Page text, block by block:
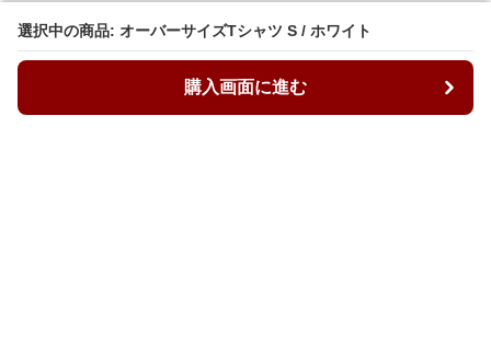
選択中の商品: オーバーサイズTシャツ S / ホワイト
購入画面に進む
選択中の商品: オーバーサイズTシャツ S / ホワイト
購入画面に進む